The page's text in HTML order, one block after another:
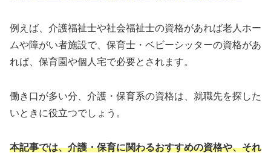
例えば、介護福祉士や社会福祉士の資格があれば老人ホー
ムや障がい者施設で、保育士・ベビーシッターの資格があ
れば、保育園や個人宅で必要とされます。
働き口が多い分、介護・保育系の資格は、就職先を探した
いときに役立つでしょう。
本記事では、介護・保育に関わるおすすめの資格や、それ